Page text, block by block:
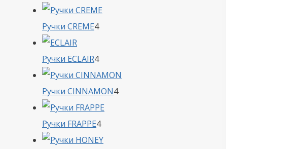
Ручки CREME44
Ручки ECLAIR44
товара
Ручки CINNAMON44
Ручки FRAPPE44
товара